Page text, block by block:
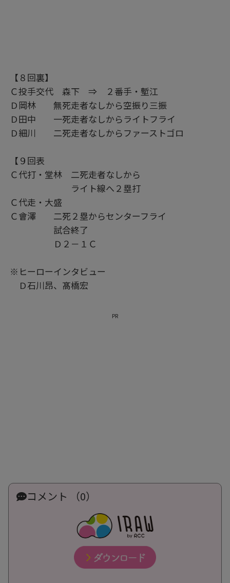
【８回裏】
Ｃ投手交代 森下 ⇒ ２番手・塹江
Ｄ岡林 無死走者なしから空振り三振
Ｄ田中 一死走者なしからライトフライ
Ｄ細川 二死走者なしからファーストゴロ
【９回表
Ｃ代打・堂林 二死走者なしから
ライト線へ２塁打
Ｃ代走・大盛
Ｃ會澤 二死２塁からセンターフライ
試合終了
Ｄ２－１Ｃ
※ヒーローインタビュー
Ｄ石川昂、髙橋宏
PR
コメント （0）